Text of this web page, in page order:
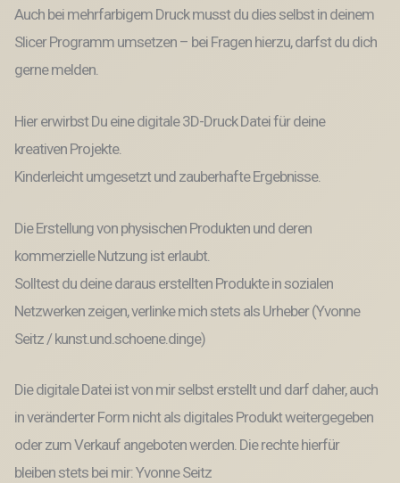
Auch bei mehrfarbigem Druck musst du dies selbst in deinem
Slicer Programm umsetzen – bei Fragen hierzu, darfst du dich
gerne melden.
Hier erwirbst Du eine digitale 3D-Druck Datei für deine
kreativen Projekte.
Kinderleicht umgesetzt und zauberhafte Ergebnisse.
Die Erstellung von physischen Produkten und deren
kommerzielle Nutzung ist erlaubt.
Solltest du deine daraus erstellten Produkte in sozialen
Netzwerken zeigen, verlinke mich stets als Urheber (Yvonne
Seitz / kunst.und.schoene.dinge)
Die digitale Datei ist von mir selbst erstellt und darf daher, auch
in veränderter Form nicht als digitales Produkt weitergegeben
oder zum Verkauf angeboten werden. Die rechte hierfür
bleiben stets bei mir: Yvonne Seitz